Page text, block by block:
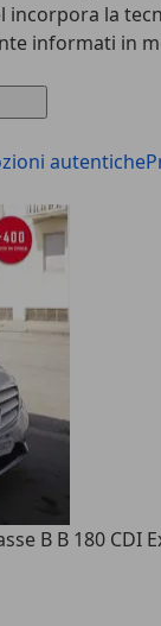
la
informati in
autentiche
B B 180